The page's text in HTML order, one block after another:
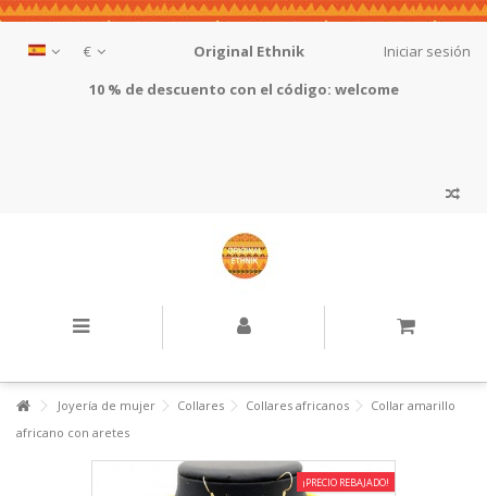
€ Iniciar sesión
Original Ethnik
10 % de descuento con el código: welcome
Joyería de mujer Collares Collares africanos
Collar amarillo
africano con aretes
¡PRECIO REBAJADO!